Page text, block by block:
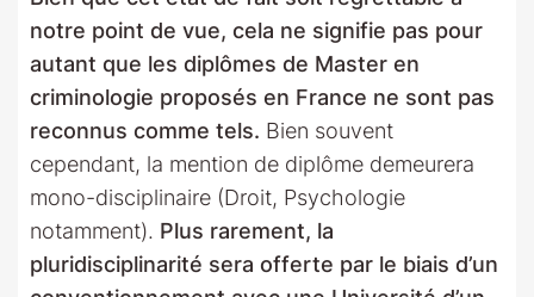
notre point de vue, cela ne signifie pas pour
autant que les diplômes de Master en
criminologie proposés en France ne sont pas
reconnus comme tels. Bien souvent
cependant, la mention de diplôme demeurera
mono-disciplinaire (Droit, Psychologie
notamment). Plus rarement, la
pluridisciplinarité sera offerte par le biais d’un